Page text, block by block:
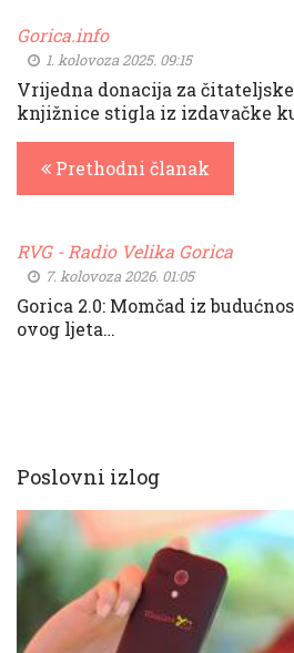
Gorica.info
1. kolovoza 2025. 09:15
Vrijedna donacija za
knjižnice stigla iz izdavačke
Prethodni članak
RVG - Radio Velika Gorica
7. kolovoza 2026. 01:05
Gorica 2.0: Momčad iz
ovog ljeta…
Poslovni izlog